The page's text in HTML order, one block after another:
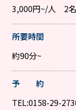
3,000円~/人 2
所要時間
約90分~
予 約
TEL:0158-29-